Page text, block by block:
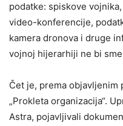
podatke: spiskove
video-konferencije,
kamera dronova i druge
vojnoj hijerarhiji ne bi
Čet je, prema objavljenim
„Prokleta organizacija“.
Astra, pojavljivali